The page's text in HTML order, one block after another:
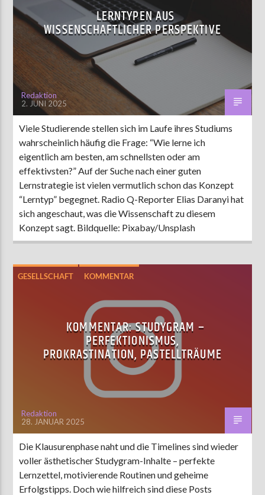
LERNTYPEN AUS
WISSENSCHAFTLICHER PERSPEKTIVE
Redaktion
2. JUNI 2025
Viele Studierende stellen sich im Laufe ihres Studiums
wahrscheinlich häufig die Frage: “Wie lerne ich
eigentlich am besten, am schnellsten oder am
effektivsten?” Auf der Suche nach einer guten
Lernstrategie ist vielen vermutlich schon das Konzept
“Lerntyp” begegnet. Radio Q-Reporter Elias Daranyi hat
sich angeschaut, was die Wissenschaft zu diesem
Konzept sagt. Bildquelle: Pixabay/Unsplash
GESELLSCHAFT KOMMENTAR
KOMMENTAR: STUDYGRAM –
PERFEKTIONISMUS,
PROKRASTINATION, PASTELLTRÄUME
Redaktion
28. JANUAR 2025
Die Klausurenphase naht und die Timelines sind wieder
voller ästhetischer Studygram-Inhalte – perfekte
Lernzettel, motivierende Routinen und geheime
Erfolgstipps. Doch wie hilfreich sind diese Posts